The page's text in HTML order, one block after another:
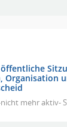
Organisation
mehr aktiv-